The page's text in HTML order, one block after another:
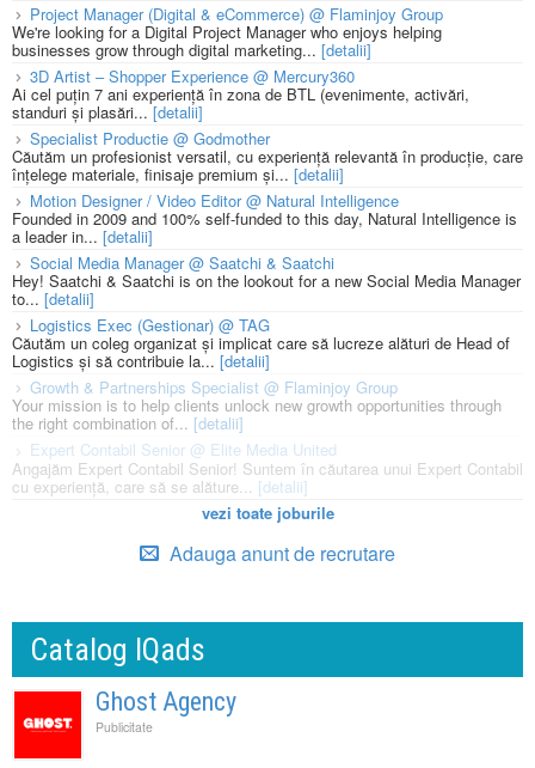
Project Manager (Digital & eCommerce) @ Flaminjoy Group
We're looking for a Digital Project Manager who enjoys helping
businesses grow through digital marketing... [detalii]
3D Artist – Shopper Experience @ Mercury360
Ai cel puțin 7 ani experiență în zona de BTL (evenimente, activări,
standuri și plasări...[detalii]
Specialist Productie @ Godmother
Căutăm un profesionist versatil, cu experiență relevantă în producție, care
înțelege materiale, finisaje premium și... [detalii]
Motion Designer / Video Editor @ Natural Intelligence
Founded in 2009 and 100% self-funded to this day, Natural Intelligence is
a leader in... [detalii]
Social Media Manager @ Saatchi & Saatchi
Hey! Saatchi & Saatchi is on the lookout for a new Social Media Manager
to... [detalii]
Logistics Exec (Gestionar) @ TAG
Căutăm un coleg organizat și implicat care să lucreze alături de Head of
Logistics și să contribuie la... [detalii]
Growth & Partnerships Specialist @ Flaminjoy Group
Your mission is to help clients unlock new growth opportunities through
the right combination of... [detalii]
Expert Contabil Senior @ Elite Media United
Angajăm Expert Contabil Senior! Suntem în căutarea unui Expert Contabil
cu experiență, care să se alăture... [detalii]
vezi toate joburile
Adauga anunt de recrutare
Catalog IQads
Ghost Agency
Publicitate